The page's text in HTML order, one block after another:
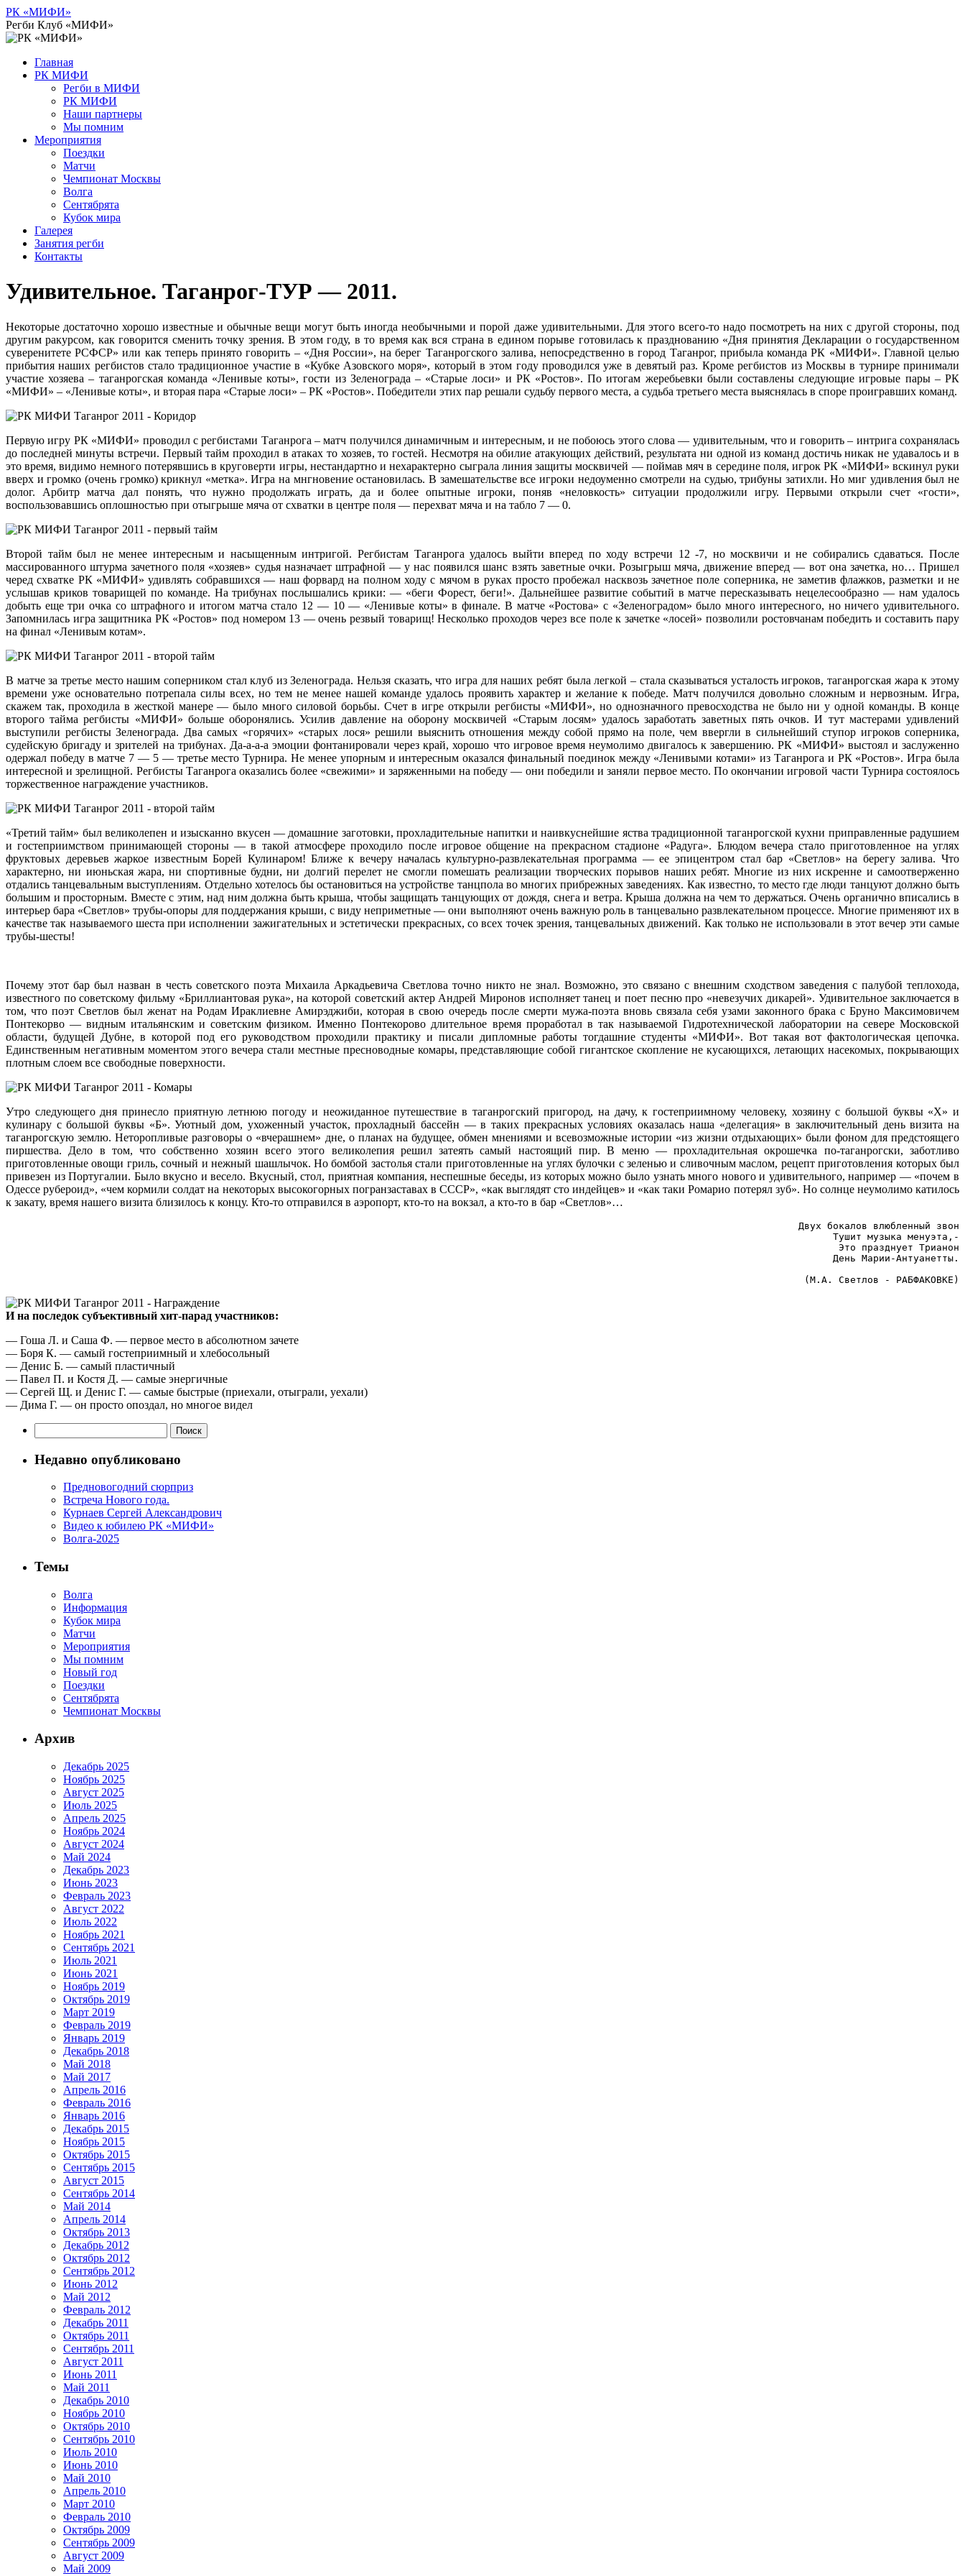
Перейти
к
содержимому
РК «МИФИ»
Регби Клуб «МИФИ»
Главная
РК МИФИ
Регби в МИФИ
РК МИФИ
Наши партнеры
Мы помним
Мероприятия
Поездки
Матчи
Чемпионат Москвы
Волга
Сентябрята
Кубок мира
Галерея
Занятия регби
Контакты
Удивительное. Таганрог-ТУР — 2011.
Некоторые достаточно хорошо известные и обычные вещи могут быть иногда необычными и порой даже удивительными. Для этого всего-то надо посмотреть на них с другой стороны, под
другим ракурсом, как говорится сменить точку зрения. В этом году, в то время как вся страна в едином порыве готовилась к празднованию «Дня принятия Декларации о государственном
суверенитете РСФСР» или как теперь принято говорить – «Дня России», на берег Таганрогского залива, непосредственно в город Таганрог, прибыла команда РК «МИФИ». Главной целью
прибытия наших регбистов стало традиционное участие в «Кубке Азовского моря», который в этом году проводился уже в девятый раз. Кроме регбистов из Москвы в турнире принимали
участие хозяева – таганрогская команда «Ленивые коты», гости из Зеленограда – «Старые лоси» и РК «Ростов». По итогам жеребьевки были составлены следующие игровые пары – РК
«МИФИ» – «Ленивые коты», и вторая пара «Старые лоси» – РК «Ростов». Победители этих пар решали судьбу первого места, а судьба третьего места выяснялась в споре проигравших команд.
Первую игру РК «МИФИ» проводил с регбистами Таганрога – матч получился динамичным и интересным, и не побоюсь этого слова — удивительным, что и говорить – интрига сохранялась
до последней минуты встречи. Первый тайм проходил в атаках то хозяев, то гостей. Несмотря на обилие атакующих действий, результата ни одной из команд достичь никак не удавалось и в
это время, видимо немного потерявшись в круговерти игры, нестандартно и нехарактерно сыграла линия защиты москвичей — поймав мяч в середине поля, игрок РК «МИФИ» вскинул руки
вверх и громко (очень громко) крикнул «метка». Игра на мнгновение остановилась. В замешательстве все игроки недоуменно смотрели на судью, трибуны затихли. Но миг удивления был не
долог. Арбитр матча дал понять, что нужно продолжать играть, да и более опытные игроки, поняв «неловкость» ситуации продолжили игру. Первыми открыли счет «гости»,
воспользовавшись оплошностью при отыгрыше мяча от схватки в центре поля — перехват мяча и на табло 7 — 0.
Второй тайм был не менее интересным и насыщенным интригой. Регбистам Таганрога удалось выйти вперед по ходу встречи 12 -7, но москвичи и не собирались сдаваться. После
массированного штурма зачетного поля «хозяев» судья назначает штрафной — у нас появился шанс взять заветные очки. Розыгрыш мяча, движение вперед — вот она зачетка, но… Пришел
черед схватке РК «МИФИ» удивлять собравшихся — наш форвард на полном ходу с мячом в руках просто пробежал насквозь зачетное поле соперника, не заметив флажков, разметки и не
услышав криков товарищей по команде. На трибунах послышались крики: — «беги Форест, беги!». Дальнейшее развитие событий в матче пересказывать нецелесообразно — нам удалось
добыть еще три очка со штрафного и итогом матча стало 12 — 10 — «Ленивые коты» в финале. В матче «Ростова» с «Зеленоградом» было много интересного, но ничего удивительного.
Запомнилась игра защитника РК «Ростов» под номером 13 — очень резвый товарищ! Несколько проходов через все поле к зачетке «лосей» позволили ростовчанам победить и составить пару
на финал «Ленивым котам».
В матче за третье место нашим соперником стал клуб из Зеленограда. Нельзя сказать, что игра для наших ребят была легкой – стала сказываться усталость игроков, таганрогская жара к этому
времени уже основательно потрепала силы всех, но тем не менее нашей команде удалось проявить характер и желание к победе. Матч получился довольно сложным и нервозным. Игра,
скажем так, проходила в жесткой манере — было много силовой борьбы. Счет в игре открыли регбисты «МИФИ», но однозначного превосходства не было ни у одной команды. В конце
второго тайма регбисты «МИФИ» больше оборонялись. Усилив давление на оборону москвичей «Старым лосям» удалось заработать заветных пять очков. И тут мастерами удивлений
выступили регбисты Зеленограда. Два самых «горячих» «старых лося» решили выяснить отношения между собой прямо на поле, чем ввергли в сильнейший ступор игроков соперника,
судейскую бригаду и зрителей на трибунах. Да-а-а-а эмоции фонтанировали через край, хорошо что игровое время неумолимо двигалось к завершению. РК «МИФИ» выстоял и заслуженно
одержал победу в матче 7 — 5 — третье место Турнира. Не менее упорным и интересным оказался финальный поединок между «Ленивыми котами» из Таганрога и РК «Ростов». Игра была
интересной и зрелищной. Регбисты Таганрога оказались более «свежими» и заряженными на победу — они победили и заняли первое место. По окончании игровой части Турнира состоялось
торжественное награждение участников.
«Третий тайм» был великолепен и изысканно вкусен — домашние заготовки, прохладительные напитки и наивкуснейшие яства традиционной таганрогской кухни приправленные радушием
и гостеприимством принимающей стороны — в такой атмосфере проходило после игровое общение на прекрасном стадионе «Радуга». Блюдом вечера стало приготовленное на углях
фруктовых деревьев жаркое известным Борей Кулинаром! Ближе к вечеру началась культурно-развлекательная программа — ее эпицентром стал бар «Светлов» на берегу залива. Что
характерно, ни июньская жара, ни спортивные будни, ни долгий перелет не смогли помешать реализации творческих порывов наших ребят. Многие из них искренне и самоотверженно
отдались танцевальным выступлениям. Отдельно хотелось бы остановиться на устройстве танцпола во многих прибрежных заведениях. Как известно, то место где люди танцуют должно быть
большим и просторным. Вместе с этим, над ним должна быть крыша, чтобы защищать танцующих от дождя, снега и ветра. Крыша должна на чем то держаться. Очень органично вписались в
интерьер бара «Светлов» трубы-опоры для поддержания крыши, с виду неприметные — они выполняют очень важную роль в танцевально развлекательном процессе. Многие применяют их в
качестве так называемого шеста при исполнении зажигательных и эстетически прекрасных, со всех точек зрения, танцевальных движений. Как только не использовали в этот вечер эти самые
трубы-шесты!
Почему этот бар был назван в честь советского поэта Михаила Аркадьевича Светлова точно никто не знал. Возможно, это связано с внешним сходством заведения с палубой теплохода,
известного по советскому фильму «Бриллиантовая рука», на которой советский актер Андрей Миронов исполняет танец и поет песню про «невезучих дикарей». Удивительное заключается в
том, что поэт Светлов был женат на Родам Ираклиевне Амирэджиби, которая в свою очередь после смерти мужа-поэта вновь связала себя узами законного брака с Бруно Максимовичем
Понтекорво — видным итальянским и советским физиком. Именно Понтекорово длительное время проработал в так называемой Гидротехнической лаборатории на севере Московской
области, будущей Дубне, в которой под его руководством проходили практику и писали дипломные работы тогдашние студенты «МИФИ». Вот такая вот фактологическая цепочка.
Единственным негативным моментом этого вечера стали местные пресноводные комары, представляющие собой гигантское скопление не кусающихся, летающих насекомых, покрывающих
плотным слоем все свободные поверхности.
Утро следующего дня принесло приятную летнюю погоду и неожиданное путешествие в таганрогский пригород, на дачу, к гостеприимному человеку, хозяину с большой буквы «Х» и
кулинару с большой буквы «Б». Уютный дом, ухоженный участок, прохладный бассейн — в таких прекрасных условиях оказалась наша «делегация» в заключительный день визита на
таганрогскую землю. Неторопливые разговоры о «вчерашнем» дне, о планах на будущее, обмен мнениями и всевозможные истории «из жизни отдыхающих» были фоном для предстоящего
пиршества. Дело в том, что собственно хозяин всего этого великолепия решил затеять самый настоящий пир. В меню — прохладительная окрошечка по-таганрогски, заботливо
приготовленные овощи гриль, сочный и нежный шашлычок. Но бомбой застолья стали приготовленные на углях булочки с зеленью и сливочным маслом, рецепт приготовления которых был
привезен из Португалии. Было вкусно и весело. Вкусный, стол, приятная компания, неспешные беседы, из которых можно было узнать много нового и удивительного, например — «почем в
Одессе рубероид», «чем кормили солдат на некоторых высокогорных погранзаставах в СССР», «как выглядят сто индейцев» и «как таки Ромарио потерял зуб». Но солнце неумолимо катилось
к закату, время нашего визита близилось к концу. Кто-то отправился в аэропорт, кто-то на вокзал, а кто-то в бар «Светлов»…
Двух бокалов влюбленный звон
Тушит музыка менуэта,-
Это празднует Трианон
День Марии-Антуанетты.
(М.А. Светлов - РАБФАКОВКЕ)
И на последок субъективный хит-парад участников:
— Гоша Л. и Саша Ф. — первое место в абсолютном зачете
— Боря К. — самый гостеприимный и хлебосольный
— Денис Б. — самый пластичный
— Павел П. и Костя Д. — самые энергичные
— Сергей Щ. и Денис Г. — самые быстрые (приехали, отыграли, уехали)
— Дима Г. — он просто опоздал, но многое видел
Недавно опубликовано
Предновогодний сюрприз
Встреча Нового года.
Курнаев Сергей Александрович
Видео к юбилею РК «МИФИ»
Волга-2025
Темы
Волга
Информация
Кубок мира
Матчи
Мероприятия
Мы помним
Новый год
Поездки
Сентябрята
Чемпионат Москвы
Архив
Декабрь 2025
Ноябрь 2025
Август 2025
Июль 2025
Апрель 2025
Ноябрь 2024
Август 2024
Май 2024
Декабрь 2023
Июнь 2023
Февраль 2023
Август 2022
Июль 2022
Ноябрь 2021
Сентябрь 2021
Июль 2021
Июнь 2021
Ноябрь 2019
Октябрь 2019
Март 2019
Февраль 2019
Январь 2019
Декабрь 2018
Май 2018
Май 2017
Апрель 2016
Февраль 2016
Январь 2016
Декабрь 2015
Ноябрь 2015
Октябрь 2015
Сентябрь 2015
Август 2015
Сентябрь 2014
Май 2014
Апрель 2014
Октябрь 2013
Декабрь 2012
Октябрь 2012
Сентябрь 2012
Июнь 2012
Май 2012
Февраль 2012
Декабрь 2011
Октябрь 2011
Сентябрь 2011
Август 2011
Июнь 2011
Май 2011
Декабрь 2010
Ноябрь 2010
Октябрь 2010
Сентябрь 2010
Июль 2010
Июнь 2010
Май 2010
Апрель 2010
Март 2010
Февраль 2010
Октябрь 2009
Сентябрь 2009
Август 2009
Май 2009